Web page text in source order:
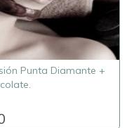
Punta Diamante +